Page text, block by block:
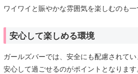
ワイワイと賑やかな雰囲気を楽しむのも一
安心して楽しめる環境
ガールズバーでは、安全にも配慮されてい
安心して過ごせるのがポイントとなります